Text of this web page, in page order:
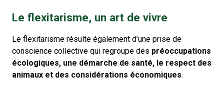
Le flexitarisme, un art de vivre
Le flexitarisme résulte également d’une prise de
conscience collective qui regroupe des préoccupations
écologiques, une démarche de santé, le respect des
animaux et des considérations économiques.